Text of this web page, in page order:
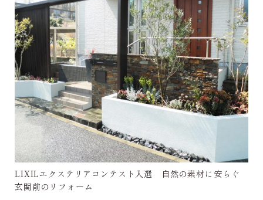
LIXILエクステリアコンテスト入選 自然の素材に安らぐ
玄関前のリフォーム